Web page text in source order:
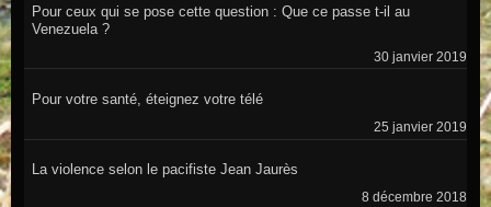
Pour ceux qui se pose cette question : Que ce passe t-il au
Venezuela ?
30 janvier 2019
Pour votre santé, éteignez votre télé
25 janvier 2019
La violence selon le pacifiste Jean Jaurès
8 décembre 2018